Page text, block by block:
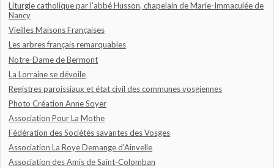
Liturgie catholique par l'abbé Husson, chapelain de Marie-Immaculée de
Nancy
Vieilles Maisons Françaises
Les arbres français remarquables
Notre-Dame de Bermont
La Lorraine se dévoile
Registres paroissiaux et état civil des communes vosgiennes
Photo Création Anne Soyer
Association Pour La Mothe
Fédération des Sociétés savantes des Vosges
Association La Roye Demange d'Ainvelle
Association des Amis de Saint-Colomban